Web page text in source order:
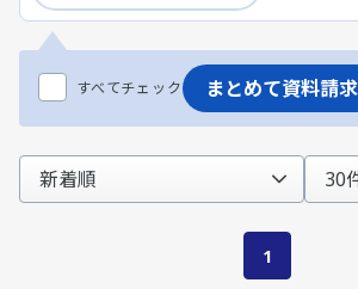
すべてチェック まとめて資料請求
1